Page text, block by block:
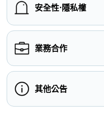
安全性⋅隱私權
業務合作
其他公告